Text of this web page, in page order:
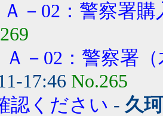
Ａ－02：警察署購
－02：警察署（
17:46 No.265
認ください - 久